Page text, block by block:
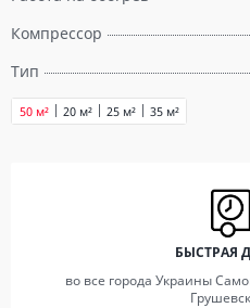
Компрессор
Тип
20 м² 25 м² 35 м²
50 м²
БЫСТРАЯ
во все города Украины